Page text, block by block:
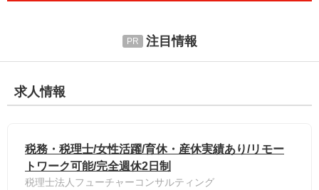
注目情報
求人情報
税務・税理士/女性活躍/育休・産休実績あり/リモー
トワーク可能/完全週休2日制
税理士法人フューチャーコンサルティング